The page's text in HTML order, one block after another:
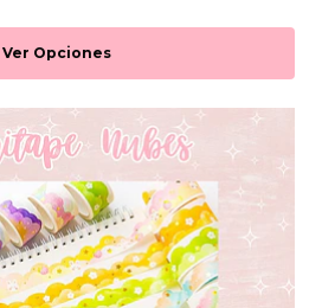
Ver Opciones